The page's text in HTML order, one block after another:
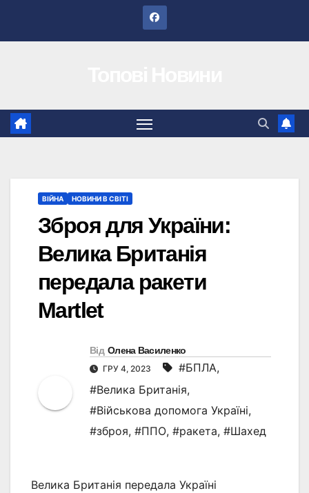
ВІЙНА НОВИНИ В СВІТІ
Зброя для України:
Велика Британія
передала ракети
Martlet
Від Олена Василенко
ГРУ 4, 2023 #БПЛА,
#Велика Британія,
#Військова допомога Україні,
#зброя, #ППО, #ракета, #Шахед
Велика Британія передала Україні